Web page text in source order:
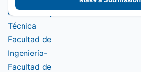
de Ciencia y
Técnica
Facultad de
Ingeniería-
Facultad de